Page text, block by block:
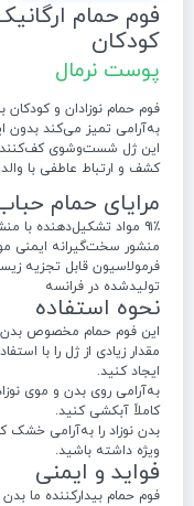
فوم حمام
کودکان
پوست نرمال
فوم حمام نوزادان و کودکان
به‌آرامی تمیز می‌کند
این ژل شست‌وشوی
کشف و ارتباط عاطفی با
مرایای حمام
۹۱٪ مواد تشکیل‌دهنده با منشأ طبیعی
منشور سخت‌گیرانه ایمنی
فرمولاسیون قابل تجزیه
تولیدشده در فرانسه
نحوه استفاده
این فوم حمام مخصوص بدن
مقدار زیادی از ژل را با
ایجاد کنید.
به‌آرامی روی بدن و موی
کاملاً آبکشی کنید.
بدن نوزاد را به‌آرامی
ویژه داشته باشید.
فواید و ایمنی
فوم حمام بیدارکننده ما